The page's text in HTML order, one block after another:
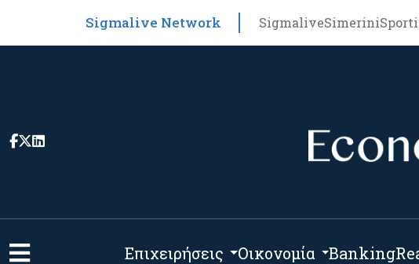
Sigmalive Network SigmaliveSimerini
Επιχειρήσεις Οικονομία Banking